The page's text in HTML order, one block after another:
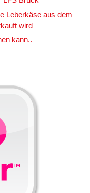
Leberkäse aus dem
wird
kann..